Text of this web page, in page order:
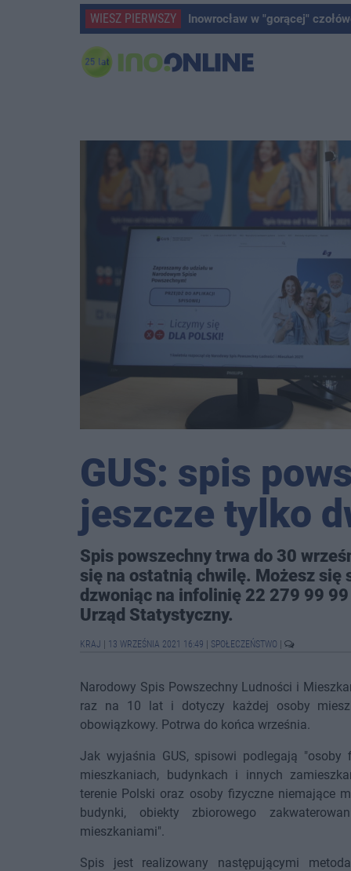
WIESZ PIERWSZY Inowrocław w "gorącej"
GUS: spis
jeszcze tylko
Spis powszechny trwa do 30
się na ostatnią chwilę. Możesz
dzwoniąc na infolinię 22 279 99
Urząd Statystyczny.
KRAJ 13 WRZEŚNIA 2021 16:49 SPOŁECZEŃSTWO
Narodowy Spis Powszechny Ludności i
raz na 10 lat i dotyczy każdej osoby
obowiązkowy. Potrwa do końca września.
Jak wyjaśnia GUS, spisowi podlegają "osoby
mieszkaniach, budynkach i innych
terenie Polski oraz osoby fizyczne niemające
budynki, obiekty zbiorowego
mieszkaniami".
Spis jest realizowany następującymi